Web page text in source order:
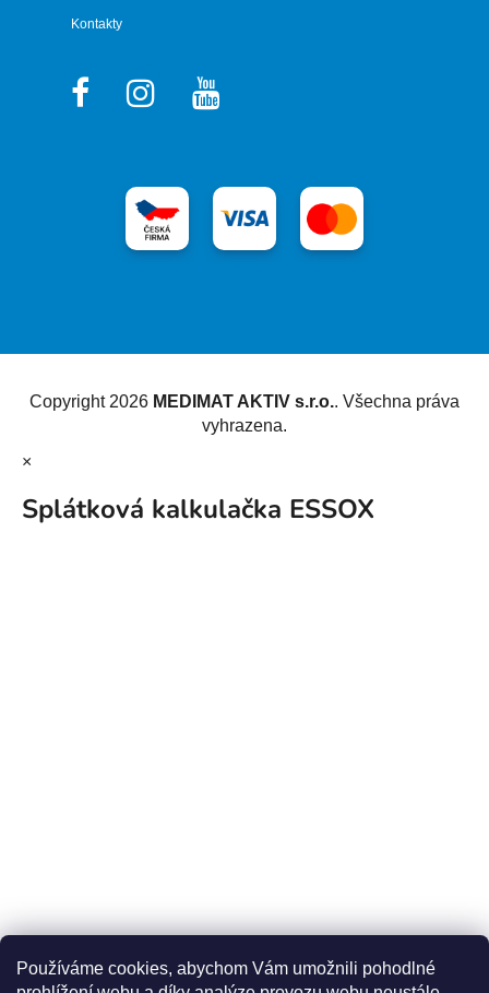
Používáme cookies, abychom Vám umožnili pohodlné
Kontakty
Copyright 2026 MEDIMAT AKTIV s.r.o.. Všechna práva
vyhrazena.
×
Splátková kalkulačka ESSOX